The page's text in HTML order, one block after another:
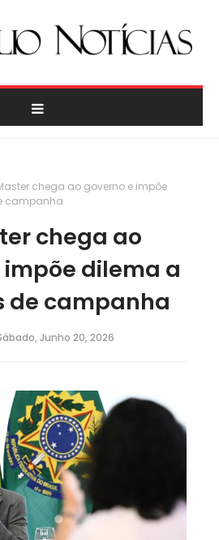
chega ao governo e impõe
campanha
chega ao
dilema a
de campanha
Junho 20, 2026